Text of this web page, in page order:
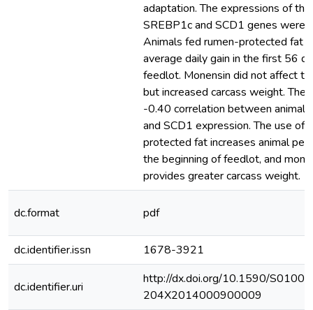
adaptation. The expressions of
SREBP1c and SCD1 genes were
Animals fed rumen-protected fat
average daily gain in the first 56
feedlot. Monensin did not affect
but increased carcass weight.
-0.40 correlation between animal
and SCD1 expression. The use of
protected fat increases animal
the beginning of feedlot, and
provides greater carcass weight.
dc.format pdf
dc.identifier.issn 1678-3921
dc.identifier.uri
http://dx.doi.org/10.1590/S0100-
204X2014000900009